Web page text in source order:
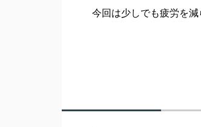
今回は少しでも疲労を減